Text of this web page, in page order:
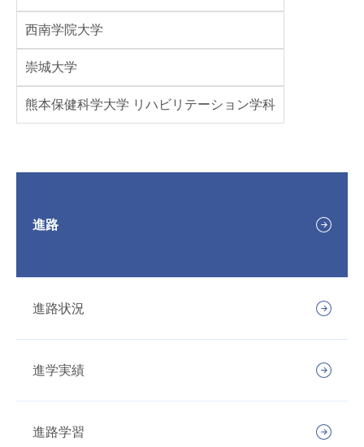
西南学院大学
崇城大学
熊本保健科学大学 リハビリテーション学科
進路
進路状況
進学実績
進路学習